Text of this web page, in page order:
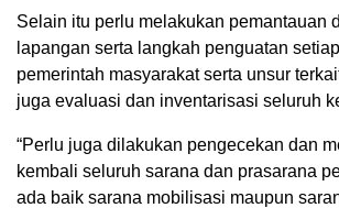
Selain itu perlu melakukan pemantauan
lapangan serta langkah penguatan
pemerintah masyarakat serta unsur
juga evaluasi dan inventarisasi seluruh
“Perlu juga dilakukan pengecekan dan
kembali seluruh sarana dan prasarana
ada baik sarana mobilisasi maupun